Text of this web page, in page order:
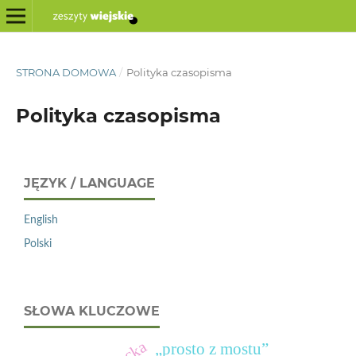
STRONA DOMOWA / Polityka czasopisma
Polityka czasopisma
JĘZYK / LANGUAGE
English
Polski
SŁOWA KLUCZOWE
„prosto z mostu”